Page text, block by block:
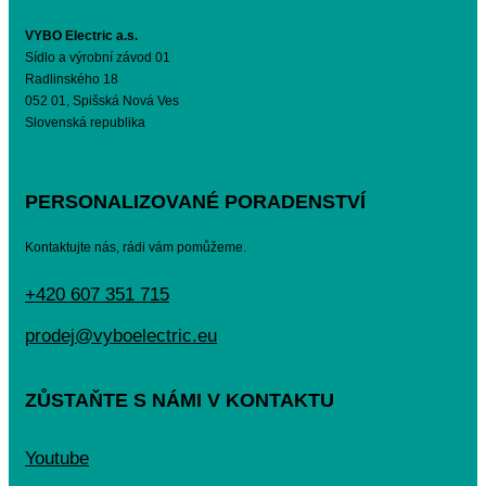
VYBO Electric a.s.
Sídlo a výrobní závod 01
Radlinského 18
052 01, Spišská Nová Ves
Slovenská republika
PERSONALIZOVANÉ PORADENSTVÍ
Kontaktujte nás, rádi vám pomůžeme.
+420 607 351 715
prodej@vyboelectric.eu
ZŮSTAŇTE S NÁMI V KONTAKTU
Youtube